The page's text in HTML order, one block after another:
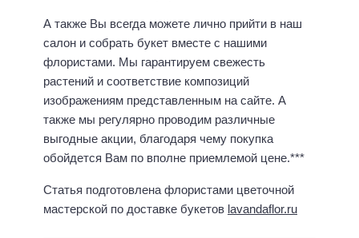
А также Вы всегда можете лично прийти в наш
салон и собрать букет вместе с нашими
флористами. Мы гарантируем свежесть
растений и соответствие композиций
изображениям представленным на сайте. А
также мы регулярно проводим различные
выгодные акции, благодаря чему покупка
обойдется Вам по вполне приемлемой цене.***
Статья подготовлена флористами цветочной
мастерской по доставке букетов lavandaflor.ru